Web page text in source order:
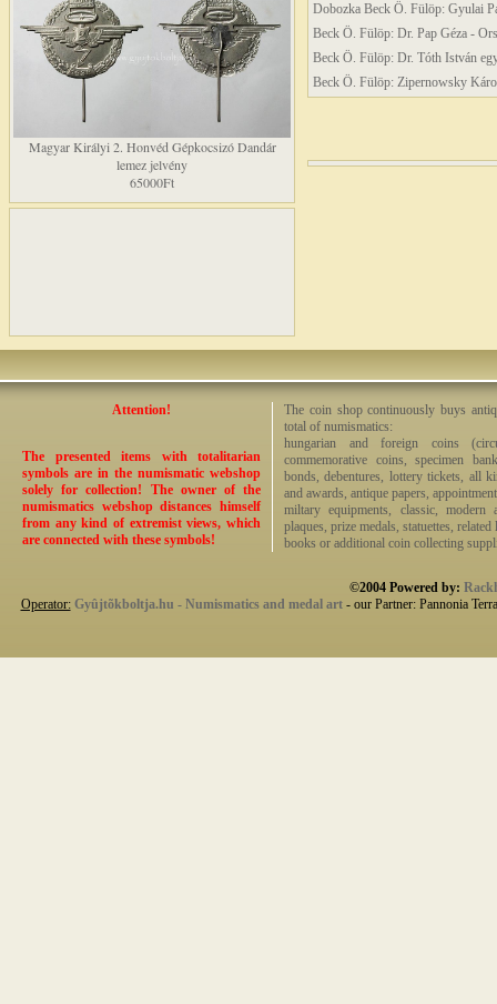
Magyar Királyi 2. Honvéd Gépkocsizó Dandár
lemez jelvény
65000Ft
Dobozka Beck Ö. Fülöp: Gyulai
Beck Ö. Fülöp: Dr. Pap Géza -
Beck Ö. Fülöp: Dr. Tóth István
Beck Ö. Fülöp: Zipernowsky
Attention!
The presented items with totalitarian
symbols are in the numismatic webshop
solely for collection! The owner of the
numismatics webshop distances himself
from any kind of extremist views, which
are connected with these symbols!
The coin shop continuously buys
total of numismatics:
hungarian and foreign coins
commemorative coins, specimen
bonds, debentures, lottery tickets, all
and awards, antique papers,
miltary equipments, classic, modern
plaques, prize medals, statuettes,
books or additional coin collecting
©2004 Powered by:
Operator: Gyûjtõkboltja.hu - Numismatics and medal art- our Partner: Pannonia